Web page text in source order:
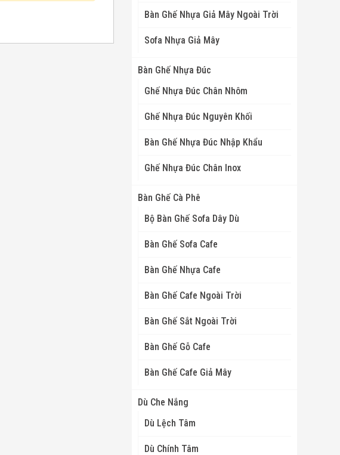
Bàn Ghế Nhựa Giả Mây Ngoài Trời
Sofa Nhựa Giả Mây
Bàn Ghế Nhựa Đúc
Ghế Nhựa Đúc Chân Nhôm
Ghế Nhựa Đúc Nguyên Khối
Bàn Ghế Nhựa Đúc Nhập Khẩu
Ghế Nhựa Đúc Chân Inox
Bàn Ghế Cà Phê
Bộ Bàn Ghế Sofa Dây Dù
Bàn Ghế Sofa Cafe
Bàn Ghế Nhựa Cafe
Bàn Ghế Cafe Ngoài Trời
Bàn Ghế Sắt Ngoài Trời
Bàn Ghế Gỗ Cafe
Bàn Ghế Cafe Giả Mây
Dù Che Nắng
Dù Lệch Tâm
Dù Chính Tâm